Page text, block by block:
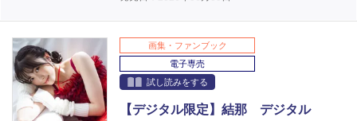
画集・ファンブック
電子専売
試し読みをする
【デジタル限定】結那 デジタル